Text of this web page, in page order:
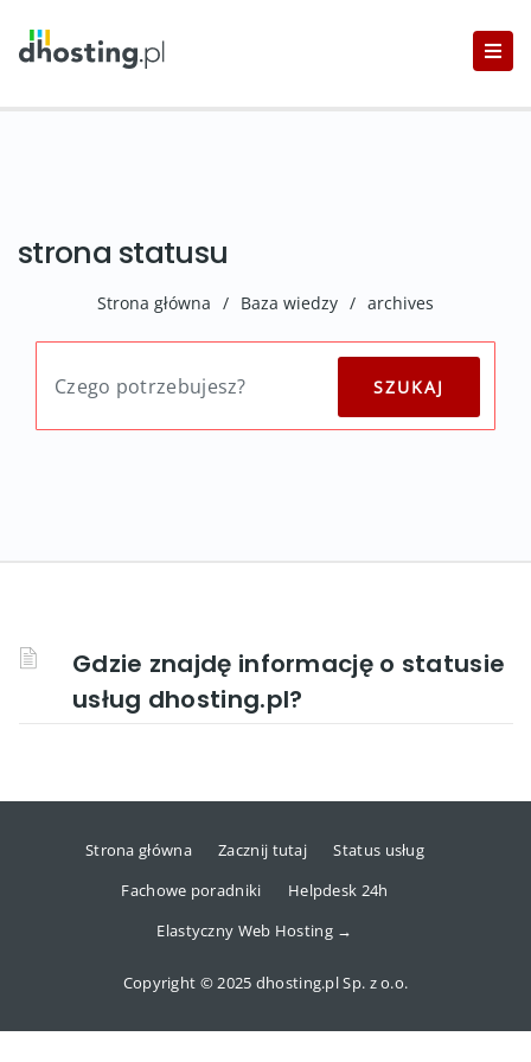
strona statusu
Strona główna / Baza wiedzy / archives
Gdzie znajdę informację o statusie
usług dhosting.pl?
Strona główna Zacznij tutaj
Status usług
Fachowe poradniki
Helpdesk 24h
Elastyczny Web Hosting →
Copyright © 2025 dhosting.pl Sp. z o.o.